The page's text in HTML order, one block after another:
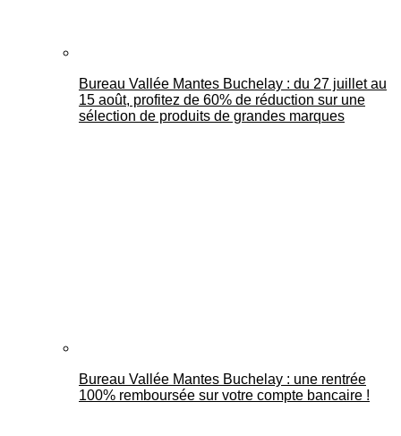
Bureau Vallée Mantes Buchelay : du 27 juillet au
15 août, profitez de 60% de réduction sur une
sélection de produits de grandes marques
Bureau Vallée Mantes Buchelay : une rentrée
100% remboursée sur votre compte bancaire !